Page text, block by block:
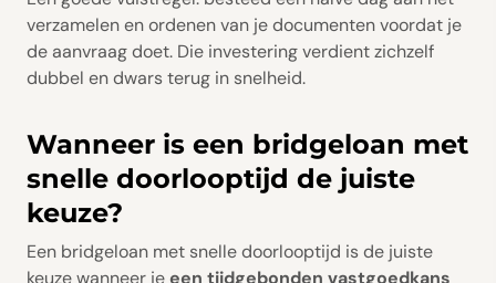
verzamelen en ordenen van je documenten voordat je
de aanvraag doet. Die investering verdient zichzelf
dubbel en dwars terug in snelheid.
Wanneer is een bridgeloan met
snelle doorlooptijd de juiste
keuze?
Een bridgeloan met snelle doorlooptijd is de juiste
keuze wanneer jeeen tijdgebonden vastgoedkans